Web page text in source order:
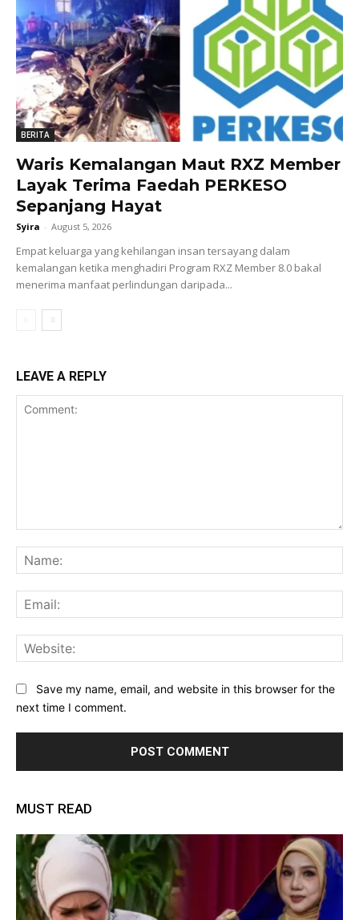
BERITA
Waris Kemalangan Maut RXZ Member
Layak Terima Faedah PERKESO
Sepanjang Hayat
Syira - August 5, 2026
Empat keluarga yang kehilangan insan tersayang dalam
kemalangan ketika menghadiri Program RXZ Member 8.0 bakal
menerima manfaat perlindungan daripada...
LEAVE A REPLY
Save my name, email, and website in this browser for the
next time I comment.
MUST READ